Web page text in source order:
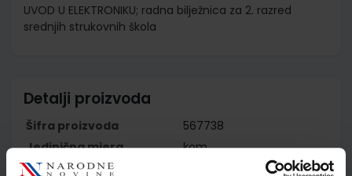
UVOD U ELEKTRONIKU; radna bilježnica za 2. razred
srednjih strukovnih škola
Detalji proizvoda
Šifra proizvoda
567738
Jedinična mjera
kom
Nakladnik